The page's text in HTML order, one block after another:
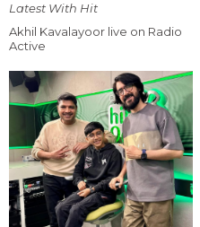
Latest With Hit
Akhil Kavalayoor live on Radio
Active